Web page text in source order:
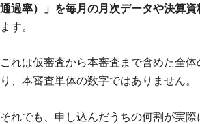
通過率）」を毎月の月次データや決算資
ます。
これは仮審査から本審査まで含めた全
り、本審査単体の数字ではありません。
それでも、申し込んだうちの何割が実